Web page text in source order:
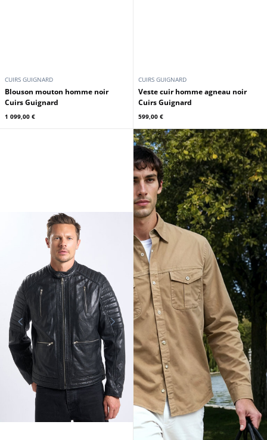
CUIRS GUIGNARD
Blouson mouton homme noir
Cuirs Guignard
1 099,00 €
CUIRS GUIGNARD
Veste cuir homme agneau noir
Cuirs Guignard
599,00 €